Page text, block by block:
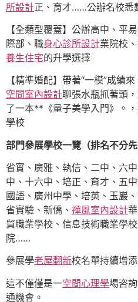
所設計正、育才……公辦名校悉
【全類型覆蓋】公辦高中、平
際部、職身心診所設計業院校
養生住宅的升學選擇
【精準婚配】帶著“一模”成績
空間室內設計聊張水瓶抓著頭
了一本**《量子美學入門》。
學校
部門參展學校一覽（排名不分先
省實、廣雅、執信、二中、六
中、十六中、培正、育才、五中
國語、廣州中學、培英、玉巖
省實驗、新僑、 禪風室內設計
貿職業學校、信息技術職業學
院……
參展學老屋翻新校名單持續增
這不僅僅是一空間心理學場咨
通機會。